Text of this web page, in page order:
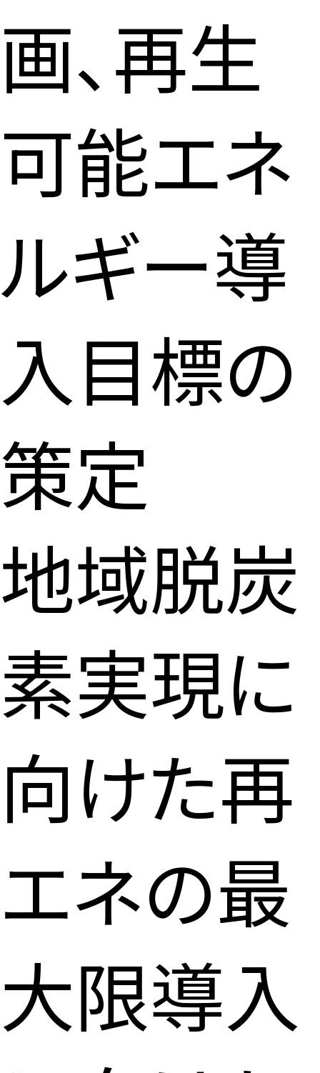
画、再生
可能エネ
ルギー導
入目標の
策定
地域脱炭
素実現に
向けた再
エネの最
大限導入